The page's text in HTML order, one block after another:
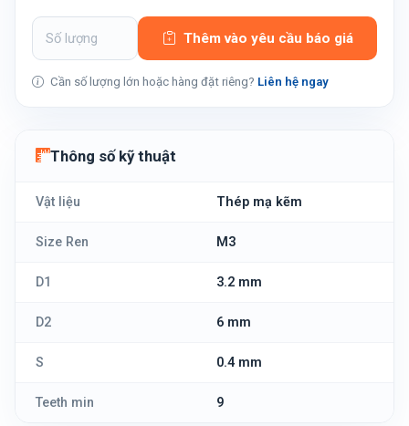
Thêm vào yêu cầu báo giá
Cần số lượng lớn hoặc hàng đặt riêng? Liên hệ ngay
Thông số kỹ thuật
Vật liệu Thép mạ kẽm
Size Ren M3
D1 3.2 mm
D2 6 mm
S 0.4 mm
Teeth min 9